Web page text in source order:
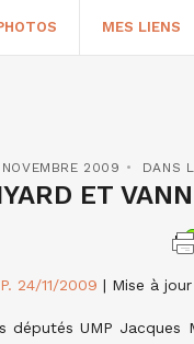
MES LIENS
2009 DANS
ET
24/11/2009 | Mise à jour
députés UMP Jacques